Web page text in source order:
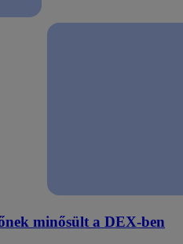
minősült a DEX-ben